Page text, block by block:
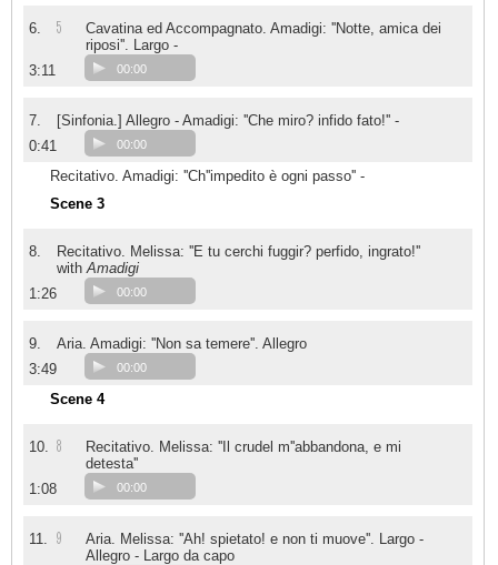
6. 5
Cavatina ed Accompagnato. Amadigi: ''Notte, amica dei
riposi''. Largo -
3:11
00:00
7.
[Sinfonia.] Allegro - Amadigi: ''Che miro? infido fato!'' -
0:41
00:00
Recitativo. Amadigi: ''Ch''impedito è ogni passo'' -
Scene 3
8.
Recitativo. Melissa: ''E tu cerchi fuggir? perfido, ingrato!''
withAmadigi
1:26
00:00
9.
Aria. Amadigi: ''Non sa temere''. Allegro
3:49
00:00
Scene 4
10. 8
Recitativo. Melissa: ''Il crudel m''abbandona, e mi
detesta''
1:08
00:00
11. 9
Aria. Melissa: ''Ah! spietato! e non ti muove''. Largo -
Allegro - Largo da capo